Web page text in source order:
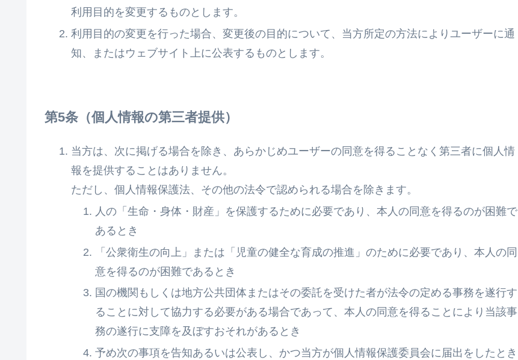
利用目的を変更するものとします。
利用目的の変更を行った場合、変更後の目的について、当方所定の方法によりユーザーに通
知、またはウェブサイト上に公表するものとします。
個人情報の第三者提供
当方は、次に掲げる場合を除き、あらかじめユーザーの同意を得ることなく第三者に個人情
報を提供することはありません。
ただし、個人情報保護法、その他の法令で認められる場合を除きます。
人の「生命・身体・財産」を保護するために必要であり、本人の同意を得るのが困難で
あるとき
「公衆衛生の向上」または「児童の健全な育成の推進」のために必要であり、本人の同
意を得るのが困難であるとき
国の機関もしくは地方公共団体またはその委託を受けた者が法令の定める事務を遂行す
ることに対して協力する必要がある場合であって、本人の同意を得ることにより当該事
務の遂行に支障を及ぼすおそれがあるとき
予め次の事項を告知あるいは公表し、かつ当方が個人情報保護委員会に届出をしたとき